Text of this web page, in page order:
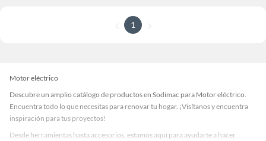
1
Motor eléctrico
Descubre un amplio catálogo de productos en Sodimac para Motor eléctrico.
Encuentra todo lo que necesitas para renovar tu hogar. ¡Visítanos y encuentra
inspiración para tus proyectos!
Desde herramientas hasta accesorios, estamos aquí para ayudarte a hacer